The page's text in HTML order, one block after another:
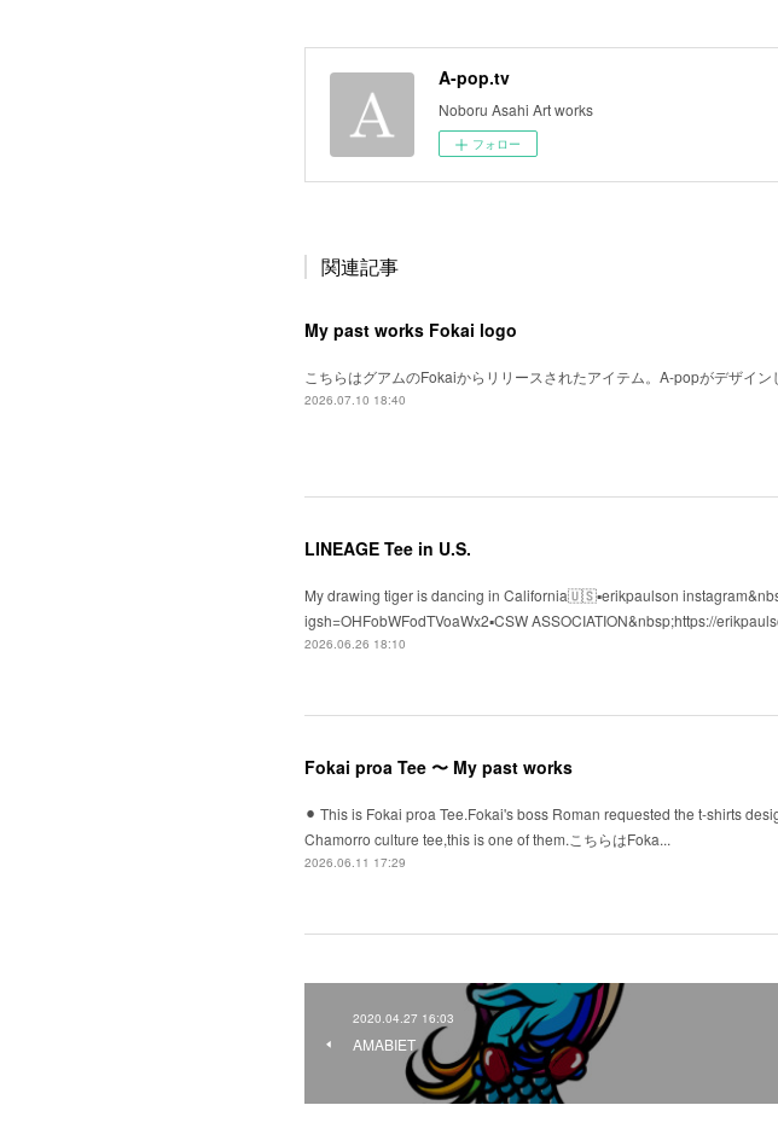
A-pop.tv
Noboru Asahi Art works
フォロー
関連記事
My past works Fokai logo
こちらはグアムのFokaiからリリースされたアイテム。A-popがデザイン
2026.07.10 18:40
LINEAGE Tee in U.S.
My drawing tiger is dancing in California🇺🇸▪️erikpaulson
igsh=OHFobWFodTVoaWx2▪️CSW ASSOCIATION&nbsp;https://
2026.06.26 18:10
Fokai proa Tee 〜 My past works
⚫︎ This is Fokai proa Tee.Fokai's boss Roman requested the t-shirts
Chamorro culture tee,this is one of them.こちらはFoka...
2026.06.11 17:29
2020.04.27 16:03
AMABIET